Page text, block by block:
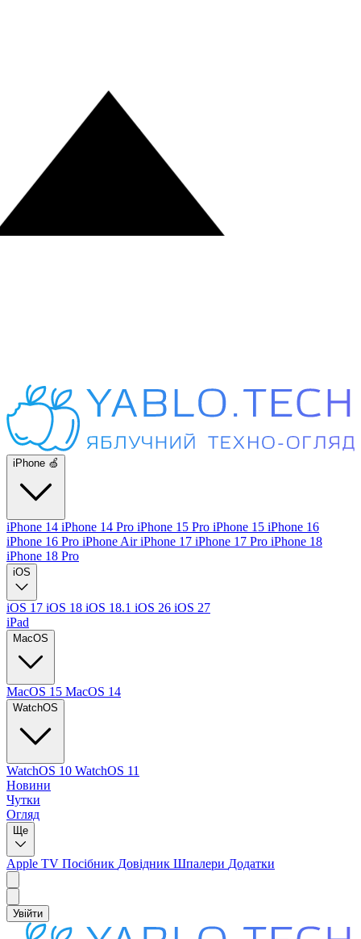
iPhone 🍏
iPhone 14 iPhone 14 Pro iPhone 15 Pro iPhone 15 iPhone 16
iPhone 16 Pro iPhone AiriPhone 17 iPhone 17 Pro iPhone 18
iPhone 18 Pro
iOS
iOS 17 iOS 18 iOS 18.1 iOS 26 iOS 27
iPad
MacOS
MacOS 15 MacOS 14
WatchOS
WatchOS 10 WatchOS 11
Новини
Чутки
Огляд
Ще
Apple TV Посібник Довідник Шпалери Додатки
Увійти